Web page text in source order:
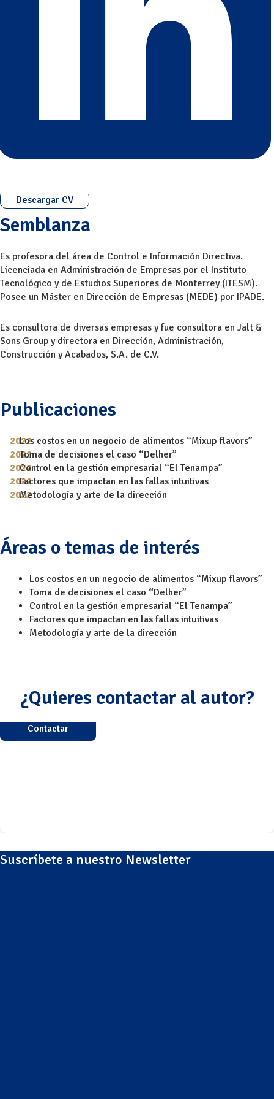
Descargar CV
Semblanza
Es profesora del área de Control e Información Directiva.
Licenciada en Administración de Empresas por el Instituto
Tecnológico y de Estudios Superiores de Monterrey (ITESM).
Posee un Máster en Dirección de Empresas (MEDE) por IPADE.
Es consultora de diversas empresas y fue consultora en Jalt &
Sons Group y directora en Dirección, Administración,
Construcción y Acabados, S.A. de C.V.
Publicaciones
Los costos en un negocio de alimentos “Mixup flavors”
Toma de decisiones el caso “Delher”
Control en la gestión empresarial “El Tenampa”
Factores que impactan en las fallas intuitivas
Metodología y arte de la dirección
Áreas o temas de interés
Los costos en un negocio de alimentos “Mixup flavors”
Toma de decisiones el caso “Delher”
Control en la gestión empresarial “El Tenampa”
Factores que impactan en las fallas intuitivas
Metodología y arte de la dirección
¿Quieres contactar al autor?
Contactar
Suscríbete a nuestro Newsletter